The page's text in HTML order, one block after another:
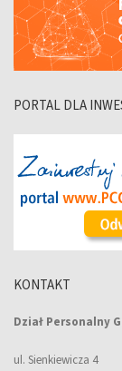
PORTAL DLA
KONTAKT
Dział Personalny
ul. Sienkiewicza 4